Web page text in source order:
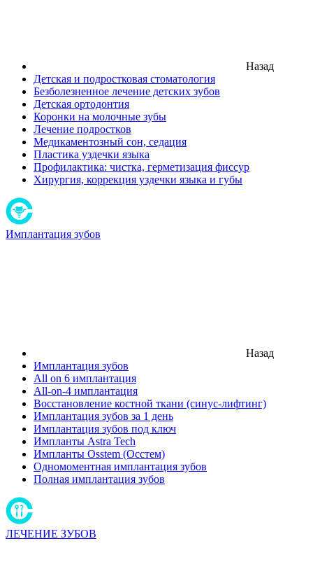
Назад
Детская и подростковая стоматология
Безболезненное лечение детских зубов
Детская ортодонтия
Коронки на молочные зубы
Лечение подростков
Медикаментозный сон, седация
Пластика уздечки языка
Профилактика: чистка, герметизация фиссур
Хирургия, коррекция уздечки языка и губы
Имплантация зубов
Назад
Имплантация зубов
All on 6 имплантация
All-on-4 имплантация
Восстановление костной ткани (синус-лифтинг)
Имплантация зубов за 1 день
Имплантация зубов под ключ
Импланты Astra Tech
Импланты Osstem (Осстем)
Одномоментная имплантация зубов
Полная имплантация зубов
ЛЕЧЕНИЕ ЗУБОВ